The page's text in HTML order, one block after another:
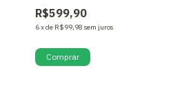
R$599,90
6xde R$99,98 sem juros
Comprar